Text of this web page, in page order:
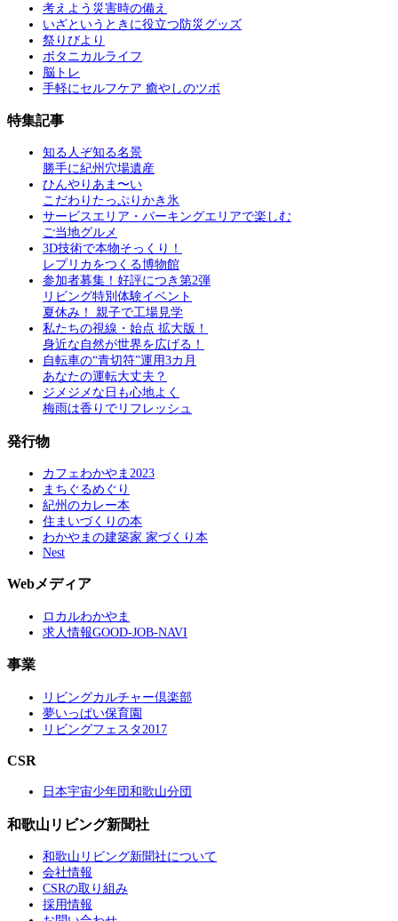
考えよう災害時の備え
いざというときに役立つ防災グッズ
祭りびより
ボタニカルライフ
脳トレ
手軽にセルフケア 癒やしのツボ
特集記事
知る人ぞ知る名景
勝手に紀州穴場遺産
ひんやりあま〜い
こだわりたっぷりかき氷
サービスエリア・パーキングエリアで楽しむ
ご当地グルメ
3D技術で本物そっくり！
レプリカをつくる博物館
参加者募集！好評につき第2弾
リビング特別体験イベント
夏休み！ 親子で工場見学
私たちの視線・始点 拡大版！
身近な自然が世界を広げる！
自転車の“青切符”運用3カ月
あなたの運転大丈夫？
ジメジメな日も心地よく
梅雨は香りでリフレッシュ
発行物
カフェわかやま2023
まちぐるめぐり
紀州のカレー本
住まいづくりの本
わかやまの建築家 家づくり本
Nest
Webメディア
ロカルわかやま
求人情報GOOD-JOB-NAVI
事業
リビングカルチャー倶楽部
夢いっぱい保育園
リビングフェスタ2017
CSR
日本宇宙少年団和歌山分団
和歌山リビング新聞社
和歌山リビング新聞社について
会社情報
CSRの取り組み
採用情報